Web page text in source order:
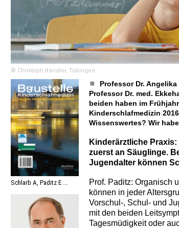
© Christoph Randler, Tübingen
Schlarb A, Paditz E ...
Professor Dr.
Professor Dr. med.
beiden haben im
Kinderschlafmedizin
Wissenswertes? Wir
Kinderärztliche
zuerst an Säuglinge.
Jugendalter können
Prof. Paditz: Organisch
können in jeder
Vorschul-, Schul- und
mit den beiden
Tagesmüdigkeit oder